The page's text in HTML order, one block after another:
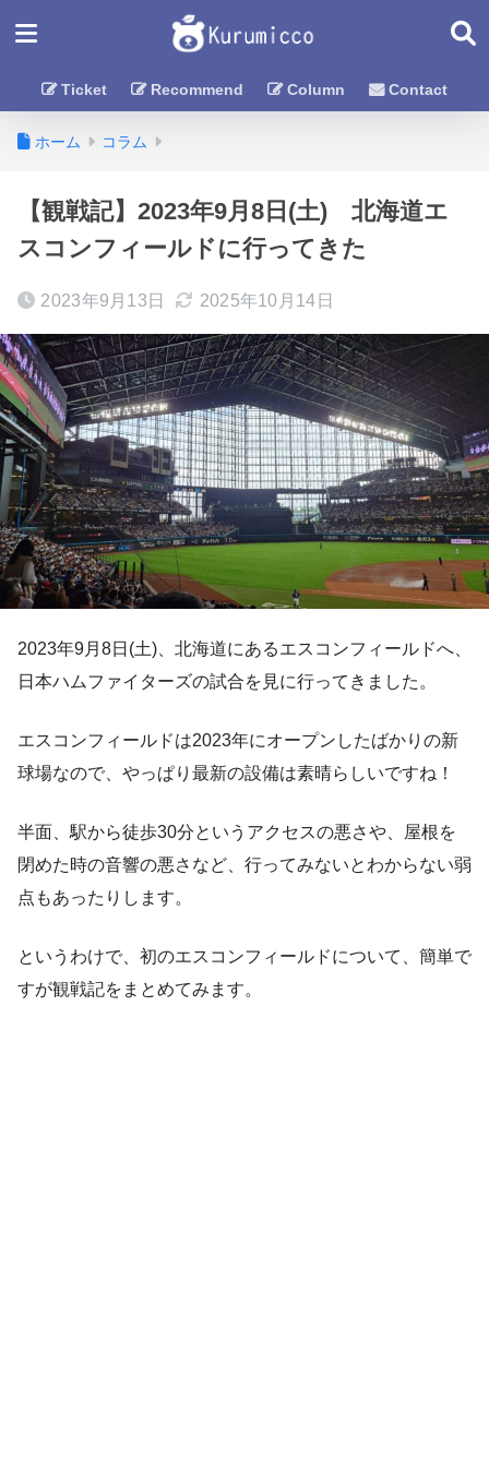
Ticket Recommend Column Contact
ホーム コラム
【観戦記】2023年9月8日(土) 北海道エ
スコンフィールドに行ってきた
2023年9月13日 2025年10月14日
2023年9月8日(土)、北海道にあるエスコンフィールドへ、
日本ハムファイターズの試合を見に行ってきました。
エスコンフィールドは2023年にオープンしたばかりの新
球場なので、やっぱり最新の設備は素晴らしいですね！
半面、駅から徒歩30分というアクセスの悪さや、屋根を
閉めた時の音響の悪さなど、行ってみないとわからない弱
点もあったりします。
というわけで、初のエスコンフィールドについて、簡単で
すが観戦記をまとめてみます。